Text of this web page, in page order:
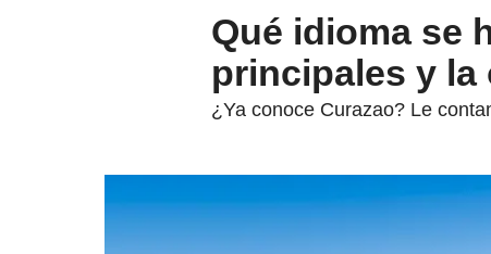
Qué idioma se
principales y la
¿Ya conoce Curazao? Le